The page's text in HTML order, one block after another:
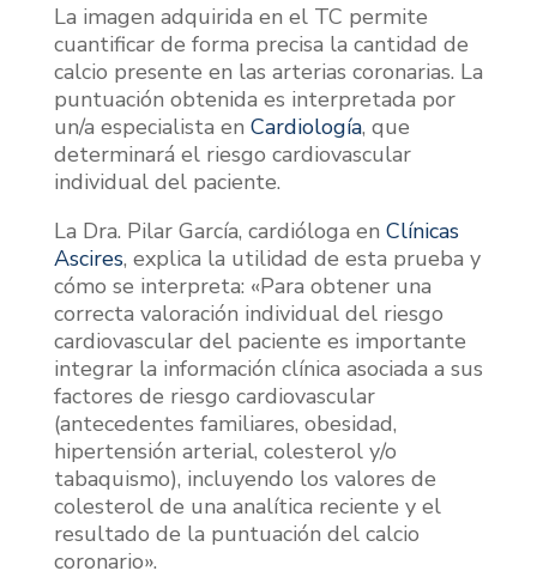
La imagen adquirida en el TC permite
cuantificar de forma precisa la cantidad de
calcio presente en las arterias coronarias. La
puntuación obtenida es interpretada por
un/a especialista en Cardiología, que
determinará el riesgo cardiovascular
individual del paciente.
La Dra. Pilar García, cardióloga en Clínicas
Ascires, explica la utilidad de esta prueba y
cómo se interpreta: «Para obtener una
correcta valoración individual del riesgo
cardiovascular del paciente es importante
integrar la información clínica asociada a sus
factores de riesgo cardiovascular
(antecedentes familiares, obesidad,
hipertensión arterial, colesterol y/o
tabaquismo), incluyendo los valores de
colesterol de una analítica reciente y el
resultado de la puntuación del calcio
coronario».